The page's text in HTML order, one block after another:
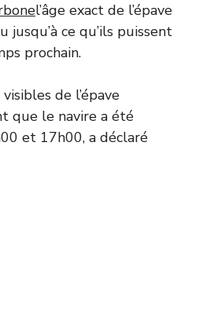
l’âge exact de l’épave
jusqu’à ce qu’ils puissent
prochain.
de l’épave
que le navire a été
et 17h00, a déclaré